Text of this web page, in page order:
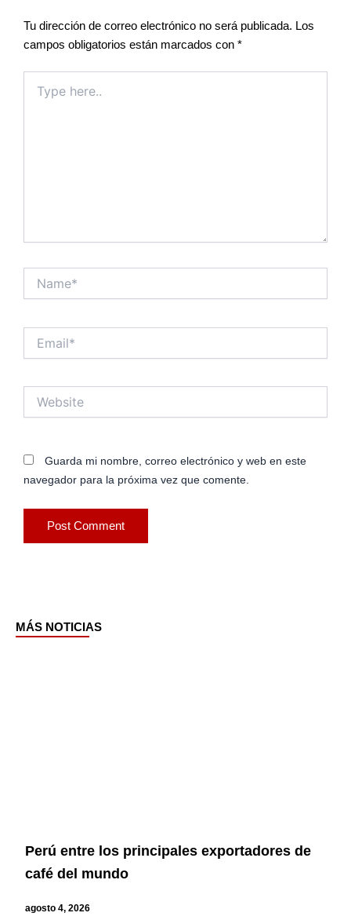
Tu dirección de correo electrónico no será publicada. Los
campos obligatorios están marcados con *
here..
Guarda mi nombre, correo electrónico y web en este
navegador para la próxima vez que comente.
MÁS NOTICIAS
Perú entre los principales exportadores de
café del mundo
agosto 4, 2026